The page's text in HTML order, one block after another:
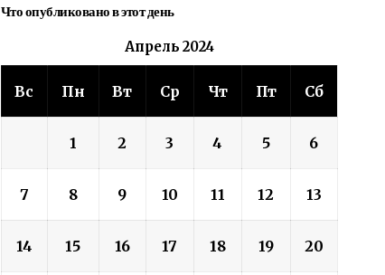
Что опубликовано в этот день
Апрель 2024
Вс Пн Вт Ср Чт Пт Сб
1 2 3 4 5 6
7 8 9 10 11 12 13
14 15 16 17 18 19 20